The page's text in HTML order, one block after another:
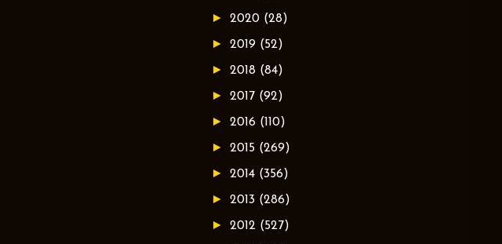
► 2020 (28)
► 2019 (52)
► 2018 (84)
► 2017 (92)
► 2016 (110)
► 2015 (269)
► 2014 (356)
► 2013 (286)
► 2012 (527)